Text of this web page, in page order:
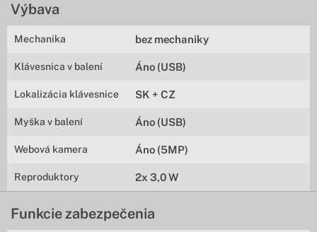
Výbava
Mechanika bez mechaniky
Klávesnica v balení Áno (USB)
Lokalizácia klávesnice SK + CZ
Myška v balení Áno (USB)
Webová kamera Áno (5MP)
Reproduktory 2x 3,0 W
Funkcie zabezpečenia